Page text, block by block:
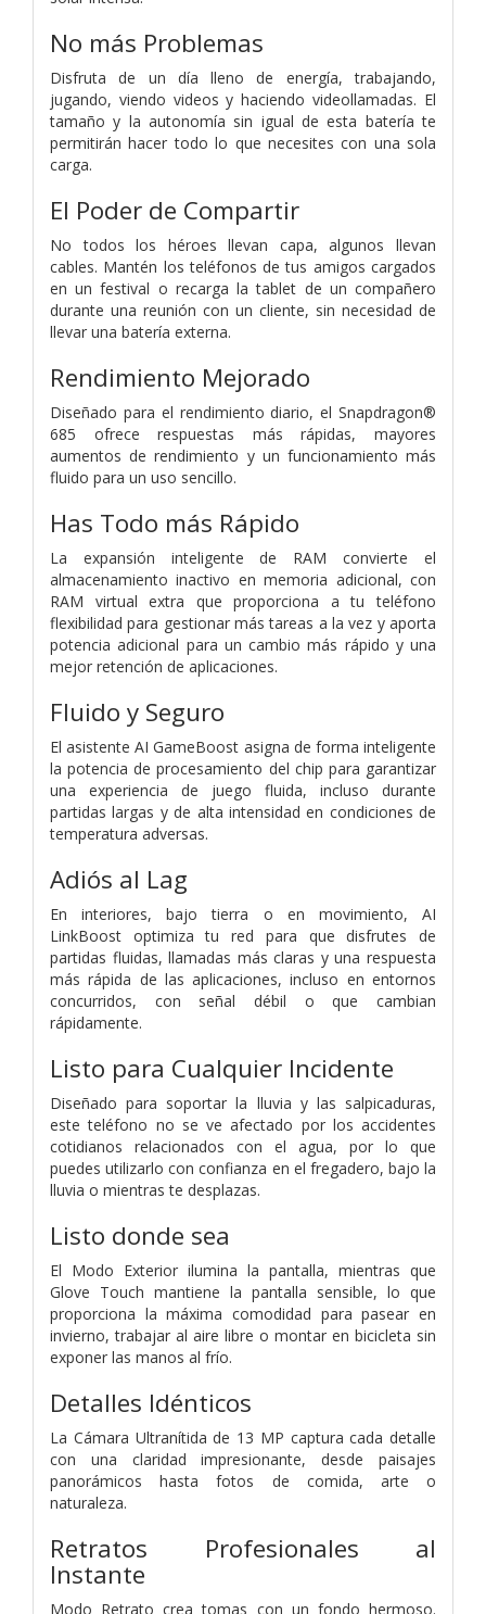
No más Problemas
Disfruta de un día lleno de energía, trabajando,
jugando, viendo videos y haciendo videollamadas. El
tamaño y la autonomía sin igual de esta batería te
permitirán hacer todo lo que necesites con una sola
carga.
El Poder de Compartir
No todos los héroes llevan capa, algunos llevan
cables. Mantén los teléfonos de tus amigos cargados
en un festival o recarga la tablet de un compañero
durante una reunión con un cliente, sin necesidad de
llevar una batería externa.
Rendimiento Mejorado
Diseñado para el rendimiento diario, el Snapdragon®
685 ofrece respuestas más rápidas, mayores
aumentos de rendimiento y un funcionamiento más
fluido para un uso sencillo.
Has Todo más Rápido
La expansión inteligente de RAM convierte el
almacenamiento inactivo en memoria adicional, con
RAM virtual extra que proporciona a tu teléfono
flexibilidad para gestionar más tareas a la vez y aporta
potencia adicional para un cambio más rápido y una
mejor retención de aplicaciones.
Fluido y Seguro
El asistente AI GameBoost asigna de forma inteligente
la potencia de procesamiento del chip para garantizar
una experiencia de juego fluida, incluso durante
partidas largas y de alta intensidad en condiciones de
temperatura adversas.
Adiós al Lag
En interiores, bajo tierra o en movimiento, AI
LinkBoost optimiza tu red para que disfrutes de
partidas fluidas, llamadas más claras y una respuesta
más rápida de las aplicaciones, incluso en entornos
concurridos, con señal débil o que cambian
rápidamente.
Listo para Cualquier Incidente
Diseñado para soportar la lluvia y las salpicaduras,
este teléfono no se ve afectado por los accidentes
cotidianos relacionados con el agua, por lo que
puedes utilizarlo con confianza en el fregadero, bajo la
lluvia o mientras te desplazas.
Listo donde sea
El Modo Exterior ilumina la pantalla, mientras que
Glove Touch mantiene la pantalla sensible, lo que
proporciona la máxima comodidad para pasear en
invierno, trabajar al aire libre o montar en bicicleta sin
exponer las manos al frío.
Detalles Idénticos
La Cámara Ultranítida de 13 MP captura cada detalle
con una claridad impresionante, desde paisajes
panorámicos hasta fotos de comida, arte o
naturaleza.
Retratos Profesionales al
Instante
Modo Retrato crea tomas con un fondo hermoso.